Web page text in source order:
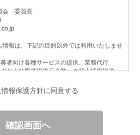
会 委員長
情報は、下記の目的以外では利用いたしませ
者向け各種サービスの提供、業務代行
および案件提供元企業への個人情報提供
意見、お問い合わせへの回答
統計データの算出と分析
イト訪問前にクリックされている広告の情
広告掲載サイトなど）を取得のうえ、情報と
を測定
報保護方針に同意する
確認画面へ